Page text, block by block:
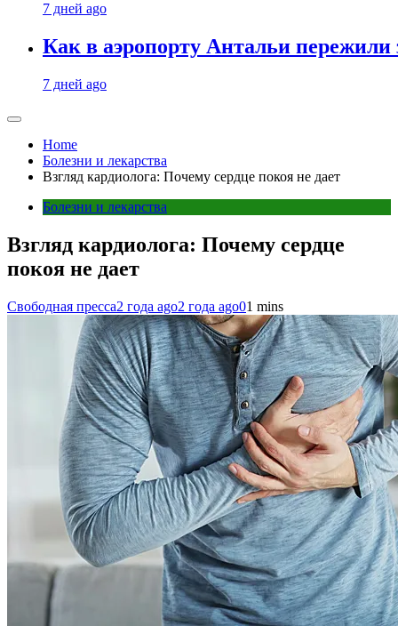
7 дней ago
Как в аэропорту Антальи
7 дней ago
Home
Болезни и лекарства
Взгляд кардиолога: Почему сердце покоя не дает
Болезни и лекарства
Взгляд кардиолога: Почему сердце
покоя не дает
Свободная пресса2 года ago2 года ago01 mins